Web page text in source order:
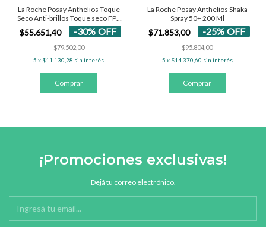
La Roche Posay Anthelios Toque
Seco Anti-brillos Toque seco FPS
50+ - Con Color 50 Ml
$55.651,40 -30%OFF
$79.502,00
5 x $11.130,28 sin interés
La Roche Posay Anthelios Shaka
Spray 50+ 200 Ml
$71.853,00 -25% OFF
$95.804,00
5 x $14.370,60 sin interés
¡Promociones exclusivas!
Dejá tu correo electrónico.